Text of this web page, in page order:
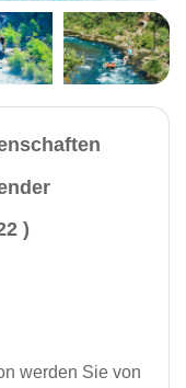
)
werden Sie von